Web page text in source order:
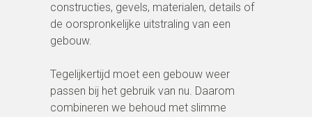
constructies, gevels, materialen, details of
de oorspronkelijke uitstraling van een
gebouw.
Tegelijkertijd moet een gebouw weer
passen bij het gebruik van nu. Daarom
combineren we behoud met slimme